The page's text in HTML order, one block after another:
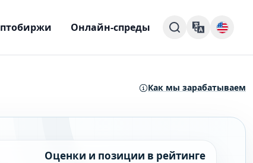
Онлайн-спреды
Как мы зарабатываем
Оценки и позиции в рейтинге